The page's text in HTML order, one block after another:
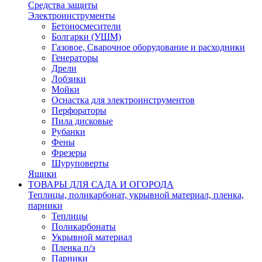
Средства защиты
Электроинструменты
Бетоносмесители
Болгарки (УШМ)
Газовое, Сварочное оборудование и расходники
Генераторы
Дрели
Лобзики
Мойки
Оснастка для электроинструментов
Перфораторы
Пила дисковые
Рубанки
Фены
Фрезеры
Шуруповерты
Ящики
ТОВАРЫ ДЛЯ САДА И ОГОРОДА
Теплицы, поликарбонат, укрывной материал, пленка,
парники
Теплицы
Поликарбонаты
Укрывной материал
Пленка п/э
Парники